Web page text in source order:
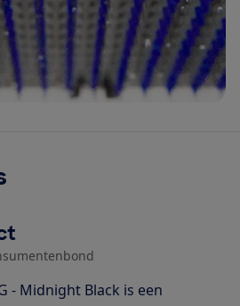
- Midnight Black is een